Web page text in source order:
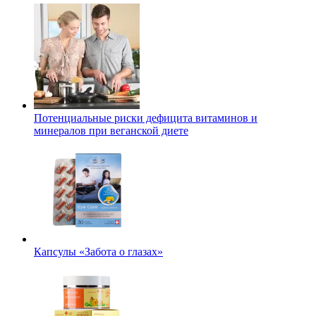
Потенциальные риски дефицита витаминов и
минералов при веганской диете
Капсулы «Забота о глазах»